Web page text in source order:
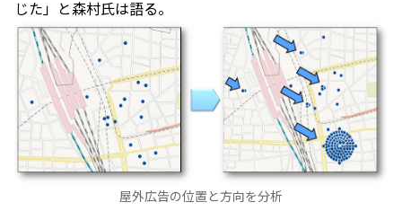
じた」と森村氏は語る。
屋外広告の位置と方向を分析